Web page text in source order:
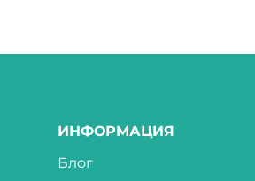
ИНФОРМАЦИЯ
Блог